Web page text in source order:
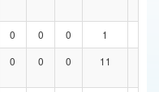
0 0 0 1
0 0 0 11